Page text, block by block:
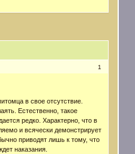
1
в свое отсутствие.
Естественно, такое
редко. Характерно, что в
и всячески демонстрирует
приводят лишь к тому, что
наказания.